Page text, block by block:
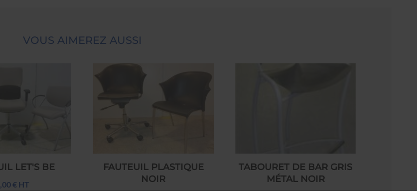
VOUS AIMEREZ AUSSI
LET'S BE
€ HT
FAUTEUIL PLASTIQUE
NOIR
TABOURET DE BAR GRIS
MÉTAL NOIR